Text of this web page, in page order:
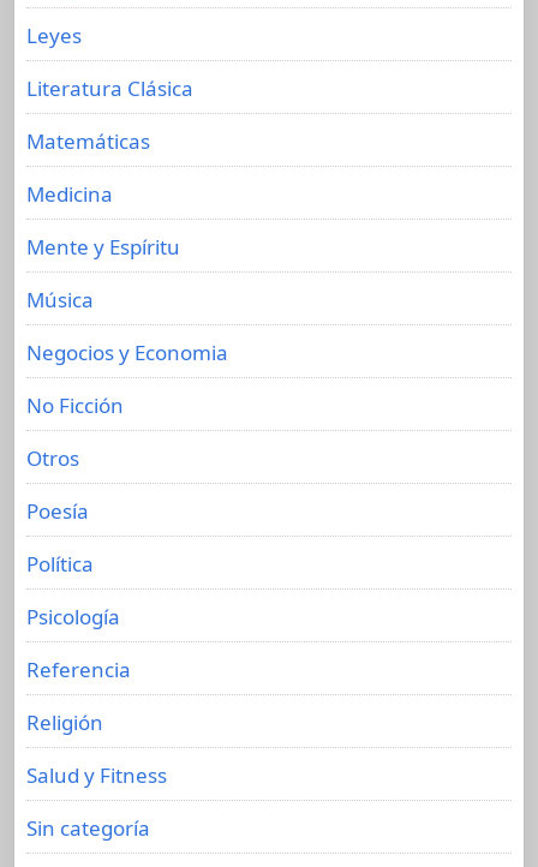
Leyes
Literatura Clásica
Matemáticas
Medicina
Mente y Espíritu
Música
Negocios y Economia
No Ficción
Otros
Poesía
Política
Psicología
Referencia
Religión
Salud y Fitness
Sin categoría